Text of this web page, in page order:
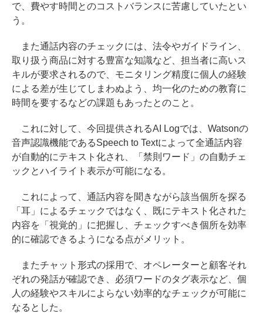
で、費やす時間とのコストバランスに苦慮していたとい
う。
また通話内容のチェックには、法令やガイドライン、
取り扱う商品に対する豊富な知識など、担当者に高いス
キルが要求されるので、モニタリング精度に個人の経験
による差が生じてしまわぬよう、均一化のための教育に
時間を要するなどの課題もあったとのこと。
これに対して、今回提供されるAI Logでは、Watsonの
音声認識機能であるSpeech to Textによって全通話内容
が自動的にテキスト化され、「禁則ワード」の自動チェ
ックとハイライト表示が可能になる。
これによって、通話内容を聞きながら該当個所を探る
「耳」によるチェックではなく、既にテキスト化された
内容を「視覚的」に把握し、チェックすべき個所を効率
的に確認できるようになる点がメリット。
またチャット形式の採用で、オペレーターと顧客それ
ぞれの発話が確認でき、必須ワードのタグ表示など、個
人の経験やスキルによらない効率的なチェックが可能に
なるとした。